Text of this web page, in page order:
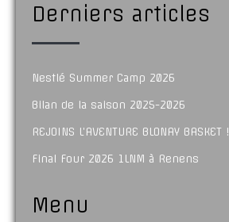
Derniers articles
Nestlé Summer Camp 2026
Bilan de la saison 2025-2026
REJOINS L’AVENTURE BLONAY BASKET !
Final Four 2026 1LNM à Renens
Menu